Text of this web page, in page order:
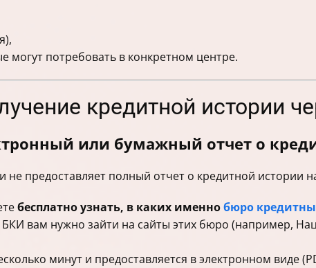
могут потребовать в конкретном центре.
кредитной истории
или бумажный отчет о
не предоставляет полный отчет о кредитной истории
бесплатно узнать, в каких именнобюро
БКИ вам нужно зайти на сайты этих бюро (например,
минут и предоставляется в электронном виде